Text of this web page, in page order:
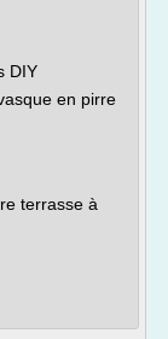
DIY
en pirre
terrasse à